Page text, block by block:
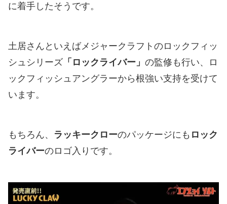
に着手したそうです。
土居さんといえばメジャークラフトのロックフィッ
シュシリーズ 「ロックライバー」 の監修も行い、ロ
ックフィッシュアングラーから根強い支持を受けて
います。
もちろん、 ラッキークローのパッケージにも ロック
ライバーのロゴ入りです。